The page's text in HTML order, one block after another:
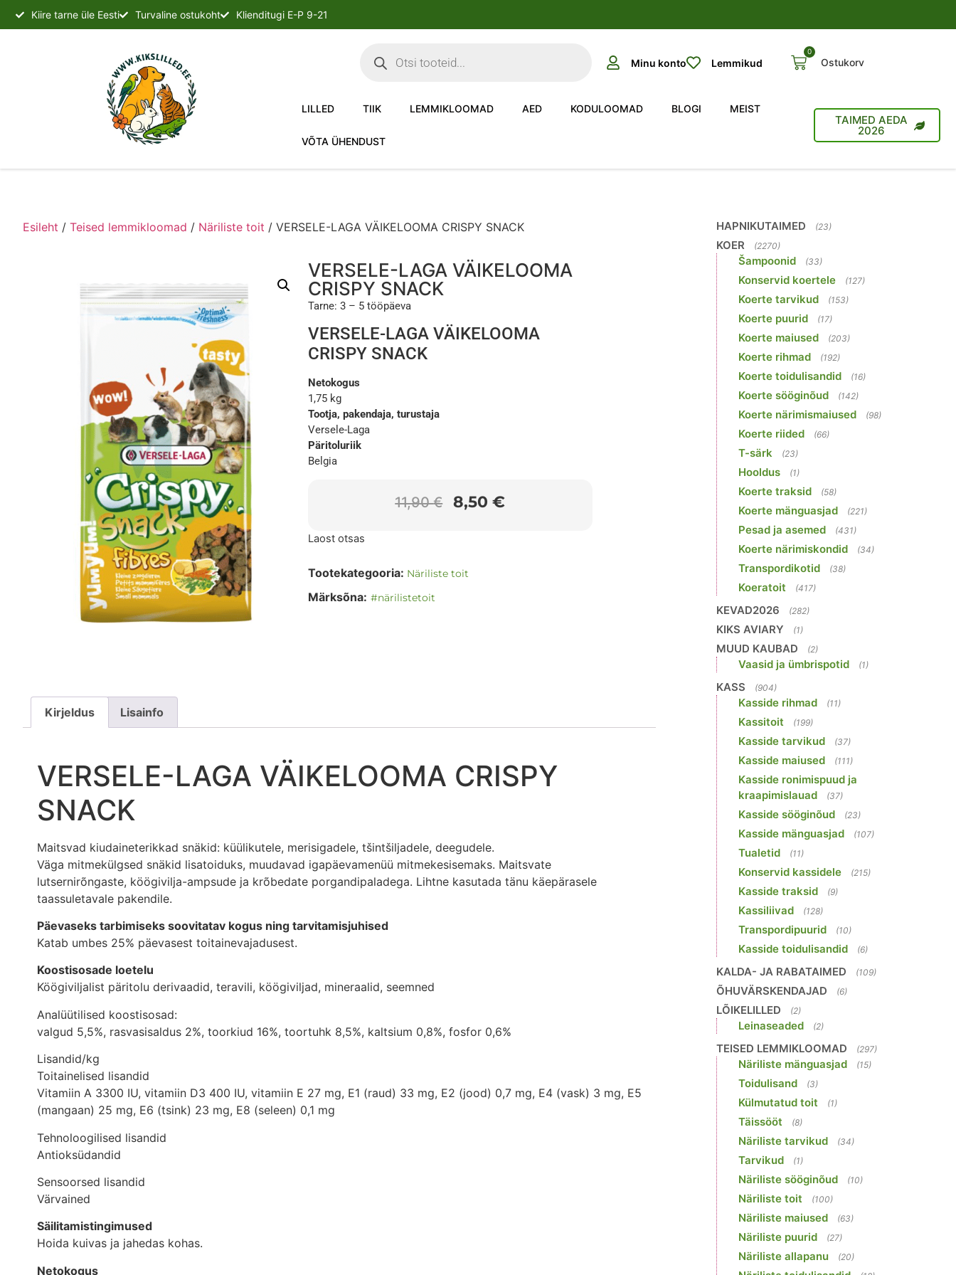
Kiire tarne üle Eesti Turvaline ostukoht Klienditugi E-P 9-21
Minu konto Lemmikud
0
Ostukorv
LILLED TIIK LEMMIKLOOMAD AED KODULOOMAD BLOGI MEIST
VÕTA ÜHENDUST
TAIMED AEDA
2026
Esileht / Teised lemmikloomad / Näriliste toit / VERSELE-LAGA VÄIKELOOMA CRISPY SNACK
VERSELE-LAGA VÄIKELOOMA
CRISPY SNACK
Tarne: 3 – 5 tööpäeva
VERSELE-LAGA VÄIKELOOMA
CRISPY SNACK
Netokogus
1,75 kg
Tootja, pakendaja, turustaja
Versele-Laga
Päritoluriik
Belgia
11,90€ 8,50€
Laost otsas
Tootekategooria: Näriliste toit
Märksõna: #närilistetoit
Kirjeldus Lisainfo
VERSELE-LAGA VÄIKELOOMA CRISPY
SNACK
Maitsvad kiudaineterikkad snäkid: küülikutele, merisigadele, tšintšiljadele, deegudele.
Väga mitmekülgsed snäkid lisatoiduks, muudavad igapäevamenüü mitmekesisemaks. Maitsvate
lutsernirõngaste, köögivilja-ampsude ja krõbedate porgandipaladega. Lihtne kasutada tänu käepärasele
taassuletavale pakendile.
Päevaseks tarbimiseks soovitatav kogus ning tarvitamisjuhised
Katab umbes 25% päevasest toitainevajadusest.
Koostisosade loetelu
Köögiviljalist päritolu derivaadid, teravili, köögiviljad, mineraalid, seemned
Analüütilised koostisosad:
valgud 5,5%, rasvasisaldus 2%, toorkiud 16%, toortuhk 8,5%, kaltsium 0,8%, fosfor 0,6%
Lisandid/kg
Toitainelised lisandid
Vitamiin A 3300 IU, vitamiin D3 400 IU, vitamiin E 27 mg, E1 (raud) 33 mg, E2 (jood) 0,7 mg, E4 (vask) 3 mg, E5
(mangaan) 25 mg, E6 (tsink) 23 mg, E8 (seleen) 0,1 mg
Tehnoloogilised lisandid
Antioksüdandid
Sensoorsed lisandid
Värvained
Säilitamistingimused
Hoida kuivas ja jahedas kohas.
Netokogus
HAPNIKUTAIMED (23)
KOER (2270)
Šampoonid (33)
Konservid koertele (127)
Koerte tarvikud (153)
Koerte puurid (17)
Koerte maiused (203)
Koerte rihmad (192)
Koerte toidulisandid (16)
Koerte sööginõud (142)
Koerte närimismaiused (98)
Koerte riided (66)
T-särk (23)
Hooldus (1)
Koerte traksid (58)
Koerte mänguasjad (221)
Pesad ja asemed (431)
Koerte närimiskondid (34)
Transpordikotid (38)
Koeratoit (417)
KEVAD2026 (282)
KIKS AVIARY (1)
MUUD KAUBAD (2)
Vaasid ja ümbrispotid (1)
KASS (904)
Kasside rihmad (11)
Kassitoit (199)
Kasside tarvikud (37)
Kasside maiused (111)
Kasside ronimispuud ja
kraapimislauad
(37)
Kasside sööginõud (23)
Kasside mänguasjad (107)
Tualetid (11)
Konservid kassidele (215)
Kasside traksid (9)
Kassiliivad (128)
Transpordipuurid (10)
Kasside toidulisandid (6)
KALDA- JA RABATAIMED (109)
ÕHUVÄRSKENDAJAD (6)
LÕIKELILLED (2)
Leinaseaded (2)
TEISED LEMMIKLOOMAD (297)
Näriliste mänguasjad (15)
Toidulisand (3)
Külmutatud toit (1)
Täissööt (8)
Näriliste tarvikud (34)
Tarvikud (1)
Näriliste sööginõud (10)
Näriliste toit (100)
Näriliste maiused (63)
Näriliste puurid (27)
Näriliste allapanu (20)